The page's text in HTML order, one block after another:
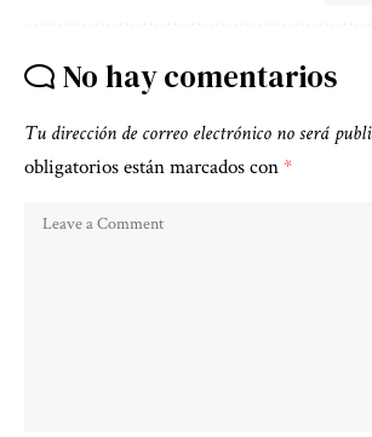
No hay comentarios
Tu dirección de correo electrónico no será
obligatorios están marcados con*